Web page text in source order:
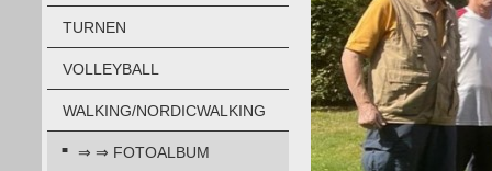
TURNEN
VOLLEYBALL
WALKING/NORDICWALKING
⇒ ⇒ FOTOALBUM